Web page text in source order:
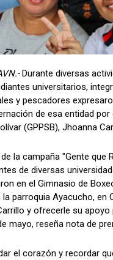
Durante diversas
universitarios,
y pescadores
de esa entidad por
(GPPSB), Jhoanna
la campaña "Gente que
de diversas
en el Gimnasio de
parroquia Ayacucho, en
y ofrecerle su apoyo
mayo, reseña nota de
el corazón y recordar